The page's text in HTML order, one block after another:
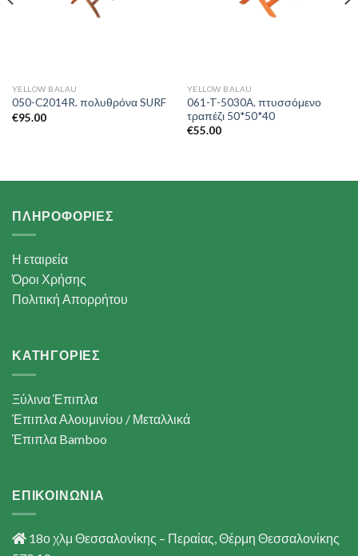
YELLOW BALAU
050-C2014R. πολυθρόνα SURF
€95.00
YELLOW BALAU
061-T-5030A. πτυσσόμενο
τραπέζι 50*50*40
€55.00
ΠΛΗΡΟΦΟΡΙΕΣ
Η εταιρεία
Όροι Χρήσης
Πολιτική Απορρήτου
ΚΑΤΗΓΟΡΙΕΣ
Ξύλινα Έπιπλα
Έπιπλα Αλουμινίου / Μεταλλικά
Έπιπλα Bamboo
ΕΠΙΚΟΙΝΩΝΙΑ
18ο χλμ Θεσσαλονίκης – Περαίας, Θέρμη Θεσσαλονίκης